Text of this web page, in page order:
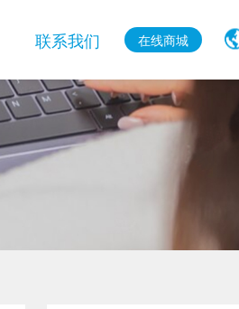
在线商城
联系我们